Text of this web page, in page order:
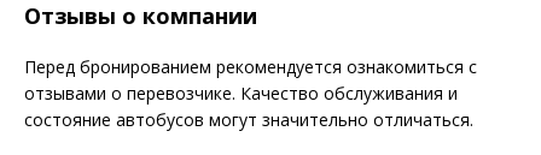
Отзывы о компании
Перед бронированием рекомендуется ознакомиться с
отзывами о перевозчике. Качество обслуживания и
состояние автобусов могут значительно отличаться.